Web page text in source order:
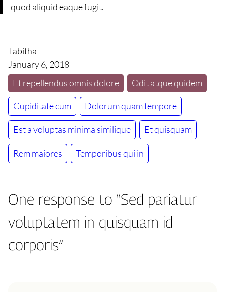
quod aliquid eaque fugit.
Tabitha
January 6, 2018
Et repellendus omnis dolore
Odit atque quidem
Cupiditate cum Dolorum quam tempore
Est a voluptas minima similique Et quisquam
Rem maiores Temporibus qui in
One response to “Sed pariatur
voluptatem in quisquam id
corporis”